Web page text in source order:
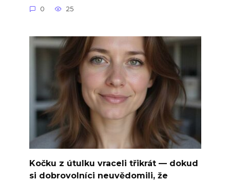
0 25
Kočku z útulku vraceli třikrát — dokud
si dobrovolníci neuvědomili, že